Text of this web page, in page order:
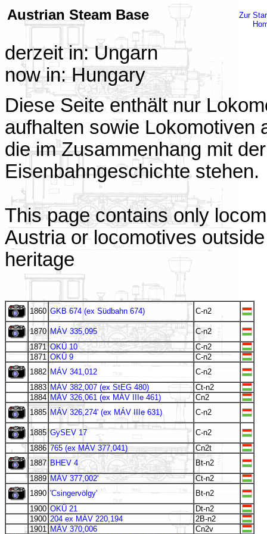
Austrian Steam Base
Zur
derzeit in: Ungarn
now in: Hungary
Diese Seite enthält nur
aufhalten sowie Lokomotiven
die im Zusammenhang mit
Eisenbahngeschichte stehen.
This page contains only
Austria or locomotives
heritage
1860 GKB 674 (ex Südbahn 674) C-n2
1870 MÁV 335,095
C-n2
1871 OKÜ 10
C-n2
1871 OKÜ 9
C-n2
1882 MÁV 341,012
C-n2
1883 MÁV 382,007 (ex StEG 480)
Ct-n2
1884 MÁV 326,061 (ex MÁV IIIe 461)
Cn2
1885 MÁV 326,274' (ex MÁV IIIe 631) C-n2
1885 GySEV 17
C-n2
1886 765 (ex MÁV 377,041)
Cn2t
1887 BHEV 4
Bt-n2
1889 MÁV 377,002'
Ct-n2
1890 'Csingervölgy'
Bt-n2
1900 OKÜ 21
Dt-n2
1900 204 ex MÁV 220,194
2B-n2
1901
MÁV 370,006
Cn2v